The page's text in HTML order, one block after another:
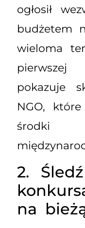
ogłosił
budżetem
wieloma
pierwszej
pokazuje
NGO,
2.
na